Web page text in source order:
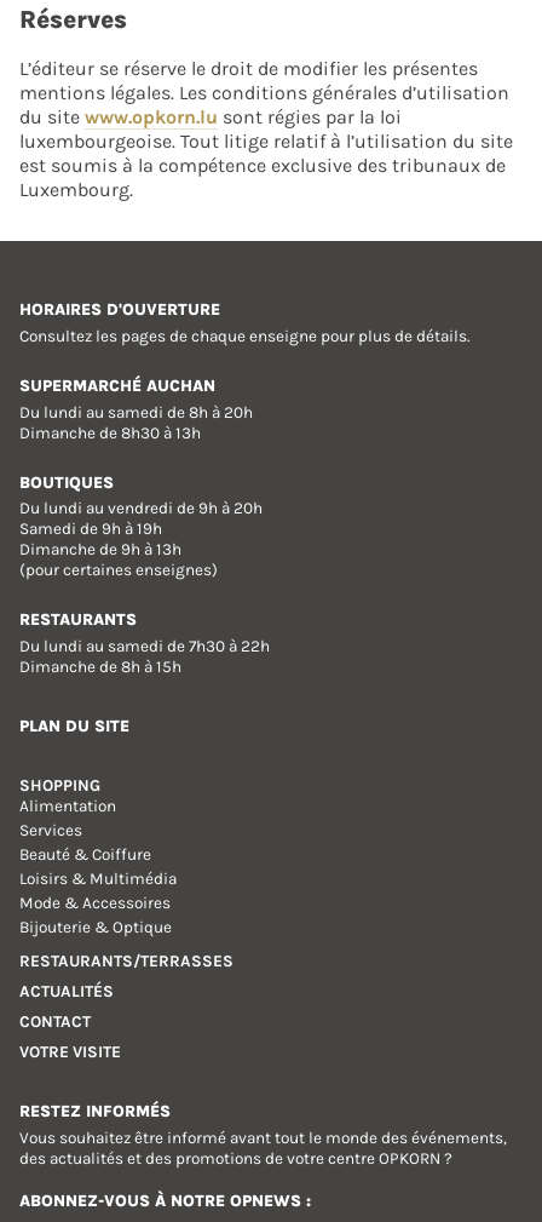
Réserves
L’éditeur se réserve le droit de modifier les présentes
mentions légales. Les conditions générales d’utilisation
du site www.opkorn.lu sont régies par la loi
luxembourgeoise. Tout litige relatif à l’utilisation du site
est soumis à la compétence exclusive des tribunaux de
Luxembourg.
HORAIRES D'OUVERTURE
Consultez les pages de chaque enseigne pour plus de détails.
SUPERMARCHÉ AUCHAN
Du lundi au samedi de 8h à 20h
Dimanche de 8h30 à 13h
BOUTIQUES
Du lundi au vendredi de 9h à 20h
Samedi de 9h à 19h
Dimanche de 9h à 13h
(pour certaines enseignes)
RESTAURANTS
Du lundi au samedi de 7h30 à 22h
Dimanche de 8h à 15h
PLAN DU SITE
SHOPPING
Alimentation
Services
Beauté & Coiffure
Loisirs & Multimédia
Mode & Accessoires
Bijouterie & Optique
RESTAURANTS/TERRASSES
ACTUALITÉS
CONTACT
VOTRE VISITE
RESTEZ INFORMÉS
Vous souhaitez être informé avant tout le monde des événements,
des actualités et des promotions de votre centre OPKORN ?
ABONNEZ-VOUS À NOTRE OPNEWS :